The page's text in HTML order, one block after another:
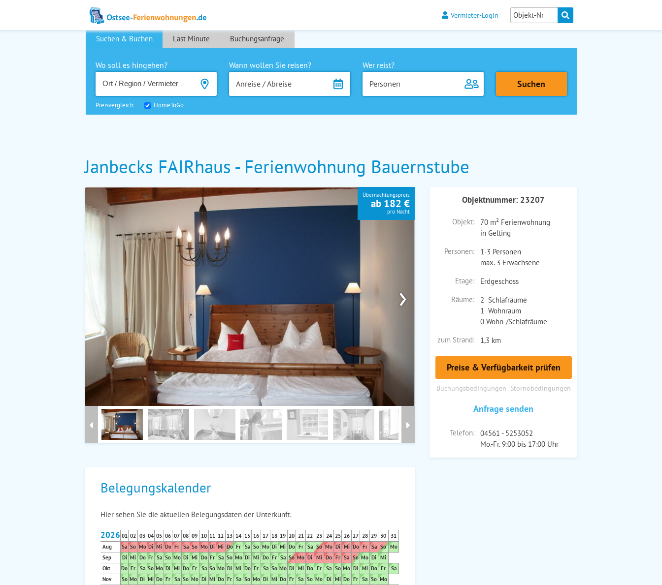
Vermieter-Login
Suchen & Buchen Last Minute Buchungsanfrage
Wo soll es hingehen?
Wann wollen Sie reisen?
Anreise / Abreise
Wer reist?
Personen
Preisvergleich: HomeToGo
Janbecks FAIRhaus - Ferienwohnung Bauernstube
›
Übernachtungspreis
ab 182 €
pro Nacht
Objektnummer: 23207
Objekt:
70 m² Ferienwohnung
in Gelting
Personen:
1-3 Personen
max. 3 Erwachsene
Etage:
Erdgeschoss
Räume:
2 Schlafräume
1 Wohnraum
0 Wohn-/Schlafräume
zum Strand:
1,3 km
Preise & Verfügbarkeit prüfen
Buchungsbedingungen Stornobedingungen
Anfrage senden
Telefon:
04561 - 5253052
Mo.-Fr. 9:00 bis 17:00 Uhr
Belegungskalender
Hier sehen Sie die aktuellen Belegungsdaten der Unterkunft.
2026 01 02 03 04 05 06 07 08 09 10 11 12 13 14 15 16 17 18 19 20 21 22 23 24 25 26 27 28 29 30
31
Aug
Sa So Mo Di Mi Do Fr Sa So Mo Di Mi Do Fr Sa So Mo Di Mi Do Fr Sa So Mo Di Mi Do Fr Sa So Mo
Sep
Di Mi Do Fr Sa So Mo Di Mi Do Fr Sa So Mo Di Mi Do Fr Sa So Mo Di Mi Do Fr Sa So Mo Di Mi
Okt
Do Fr Sa So Mo Di Mi Do Fr Sa So Mo Di Mi Do Fr Sa So Mo Di Mi Do Fr Sa So Mo Di Mi Do Fr
Sa
Nov
So Mo Di Mi Do Fr Sa So Mo Di Mi Do Fr Sa So Mo Di Mi Do Fr Sa So Mo Di Mi Do Fr Sa So Mo